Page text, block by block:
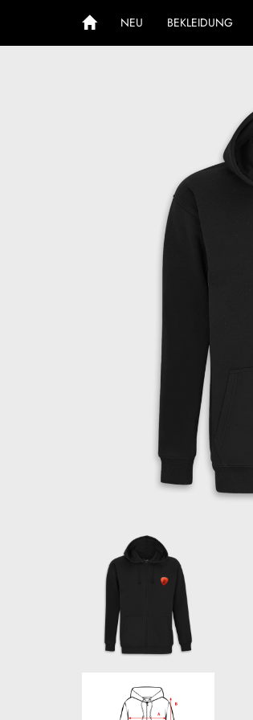
NEU BEKLEIDUNG